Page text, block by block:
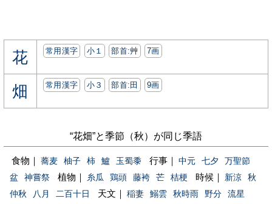
花 常用漢字 小１ 部首:⾋ 7画
畑 常用漢字 小３ 部首:⽥ 9画
“花畑”と季節（秋）が同じ季語
食物｜ 蕎麦 柚子 柿 鱸 玉蜀黍 行事｜ 中元 七夕
万聖節
盆
神嘗祭 植物｜ 糸瓜 鶏頭 藤袴 芒 桔梗 時候｜ 新涼
秋
仲秋
八月 二百十日 天文｜ 稲妻 鰯雲 秋時雨 野分 流星